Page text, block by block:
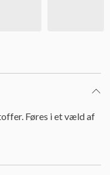
Føres i et væld af